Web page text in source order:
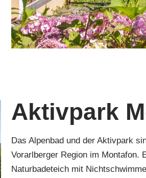
Aktivpark
Das Alpenbad und der Aktivpark
Vorarlberger Region im Montafon.
Naturbadeteich mit